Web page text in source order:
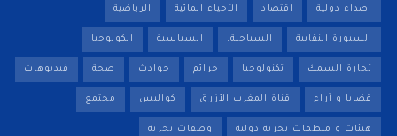
اصداء دولية اقتصاد الأحياء المائية الرياضية
السبورة النقابية السياحية. السياسية ايكولوجيا
تجارة السمك تكنولوجيا جرائم حوادث صحة فيديوهات
قضايا و آراء قناة المغرب الأزرق كواليس مجتمع
هيئات و منظمات بحرية دولية وصفات بحرية